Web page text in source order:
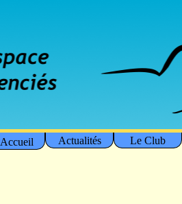
Accueil Actualités Le Club